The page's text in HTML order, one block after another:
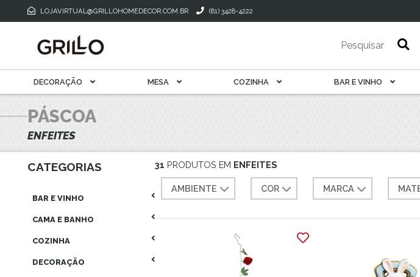
LOJAVIRTUAL@GRILLOHOMEDECOR.COM.BR (81) 3428-4222
DECORAÇÃO MESA COZINHA BAR E VINHO
Mantegueira E Meleira
Xícara Para Chá
Porta Pão E Torrada
Rechaud
Sopeira
PÁSCOA
ENFEITES
CATEGORIAS
BAR E VINHO
CAMA E BANHO
COZINHA
DECORAÇÃO
31 PRODUTOS EM ENFEITES
AMBIENTE COR MARCA